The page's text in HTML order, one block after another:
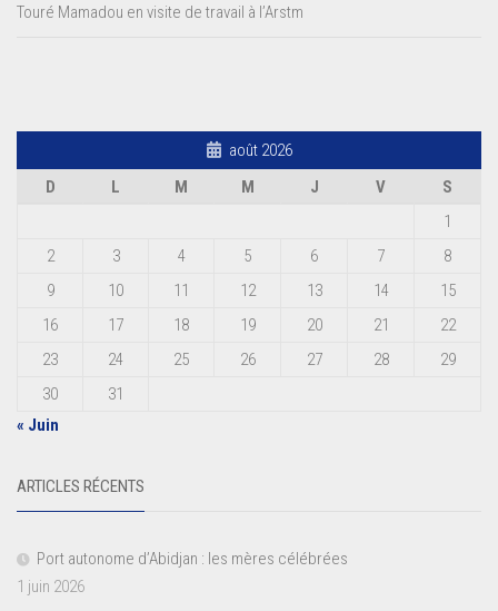
Touré Mamadou en visite de travail à l’Arstm
août 2026
D
L M M J V
S
1
2
3 4 5 6 7
8
9
10 11 12 13 14
15
16
17 18 19 20 21
22
23
24 25 26 27 28
29
30
31
« Juin
ARTICLES RÉCENTS
Port autonome d’Abidjan : les mères célébrées
1 juin 2026